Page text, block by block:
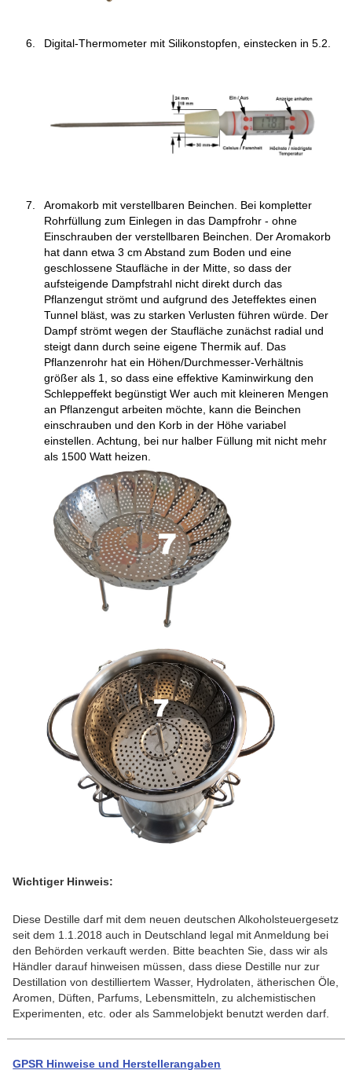
Digital-Thermometer mit Silikonstopfen, einstecken in 5.2.
Aromakorb mit verstellbaren Beinchen. Bei kompletter
Rohrfüllung zum Einlegen in das Dampfrohr - ohne
Einschrauben der verstellbaren Beinchen. Der Aromakorb
hat dann etwa 3 cm Abstand zum Boden und eine
geschlossene Staufläche in der Mitte, so dass der
aufsteigende Dampfstrahl nicht direkt durch das
Pflanzengut strömt und aufgrund des Jeteffektes einen
Tunnel bläst, was zu starken Verlusten führen würde. Der
Dampf strömt wegen der Staufläche zunächst radial und
steigt dann durch seine eigene Thermik auf. Das
Pflanzenrohr hat ein Höhen/Durchmesser-Verhältnis
größer als 1, so dass eine effektive Kaminwirkung den
Schleppeffekt begünstigt Wer auch mit kleineren Mengen
an Pflanzengut arbeiten möchte, kann die Beinchen
einschrauben und den Korb in der Höhe variabel
einstellen. Achtung, bei nur halber Füllung mit nicht mehr
als 1500 Watt heizen.
Wichtiger Hinweis:
Diese Destille darf mit dem neuen deutschen Alkoholsteuergesetz
seit dem 1.1.2018 auch in Deutschland legal mit Anmeldung bei
den Behörden verkauft werden. Bitte beachten Sie, dass wir als
Händler darauf hinweisen müssen, dass diese Destille nur zur
Destillation von destilliertem Wasser, Hydrolaten, ätherischen Öle,
Aromen, Düften, Parfums, Lebensmitteln, zu alchemistischen
Experimenten, etc. oder als Sammelobjekt benutzt werden darf.
GPSR Hinweise und Herstellerangaben